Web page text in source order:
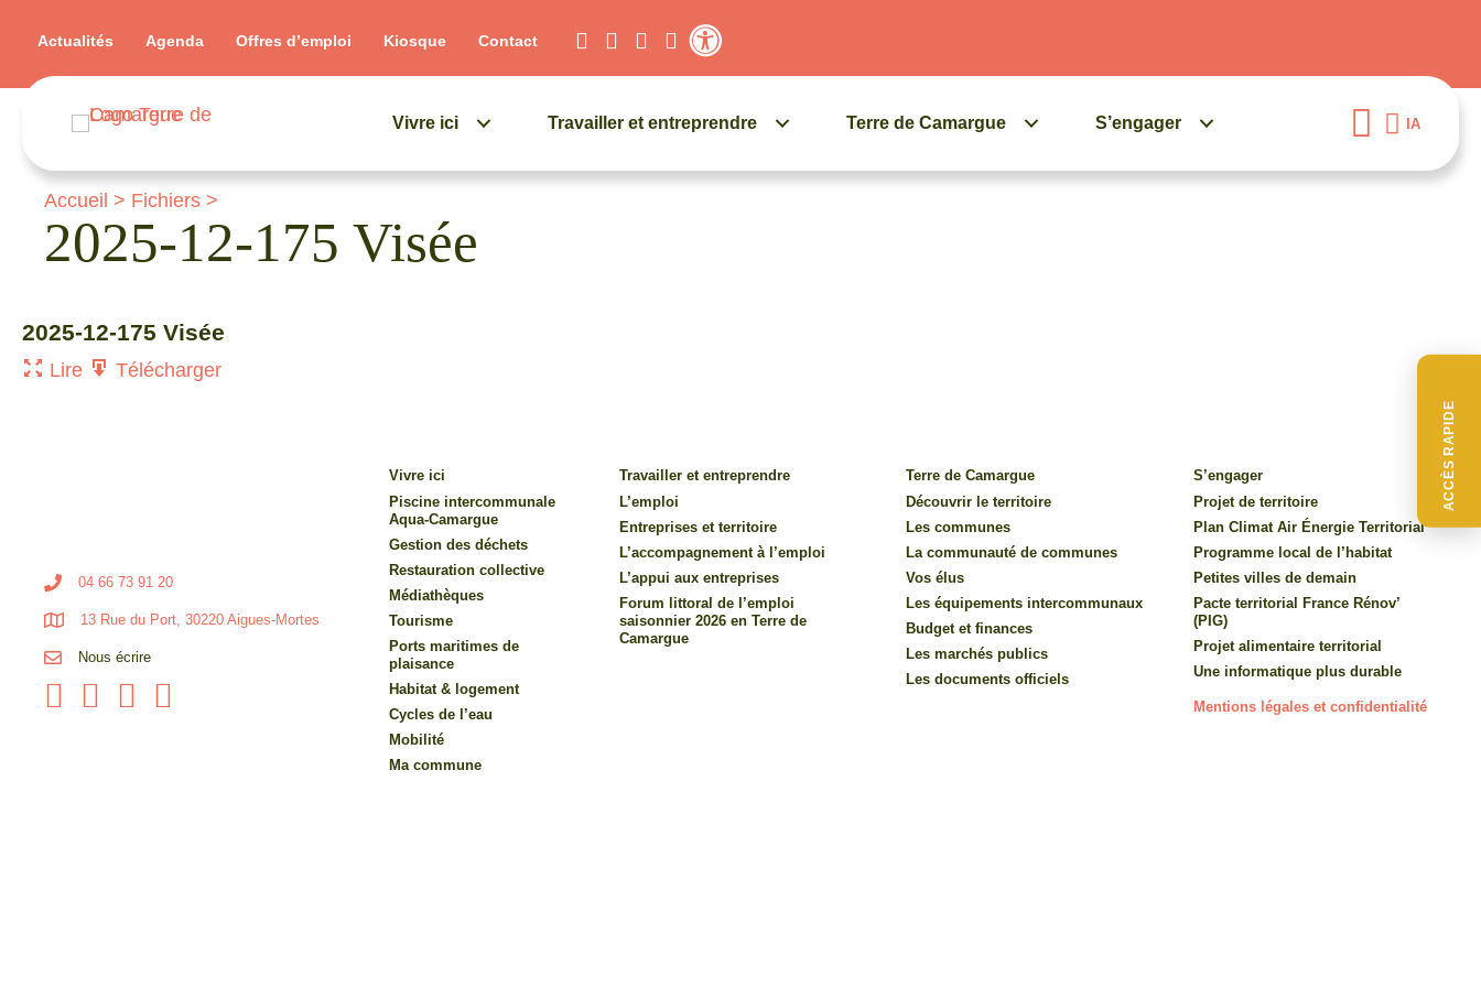
ACCÈS RAPIDE
Actualités Agenda Offres d’emploi Kiosque
Contact
Vivre ici Travailler et entreprendre Terre de Camargue S’engager IA
Accueil > Fichiers >
2025-12-175 Visée
2025-12-175 Visée
Lire Télécharger
04 66 73 91 20
13 Rue du Port, 30220 Aigues-Mortes
Nous écrire
Vivre ici
Piscine intercommunale
Aqua-Camargue
Gestion des déchets
Restauration collective
Médiathèques
Tourisme
Ports maritimes de
plaisance
Habitat & logement
Cycles de l’eau
Mobilité
Ma commune
Travailler et entreprendre
L’emploi
Entreprises et territoire
L’accompagnement à l’emploi
L’appui aux entreprises
Forum littoral de l’emploi
saisonnier 2026 en Terre de
Camargue
Terre de Camargue
Découvrir le territoire
Les communes
La communauté de communes
Vos élus
Les équipements intercommunaux
Budget et finances
Les marchés publics
Les documents officiels
S’engager
Projet de territoire
Plan Climat Air Énergie Territorial
Programme local de l’habitat
Petites villes de demain
Pacte territorial France Rénov’
(PIG)
Projet alimentaire territorial
Une informatique plus durable
Mentions légales et confidentialité